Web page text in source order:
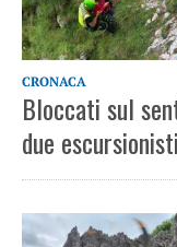
CRONACA
Bloccati sul
due escursionisti